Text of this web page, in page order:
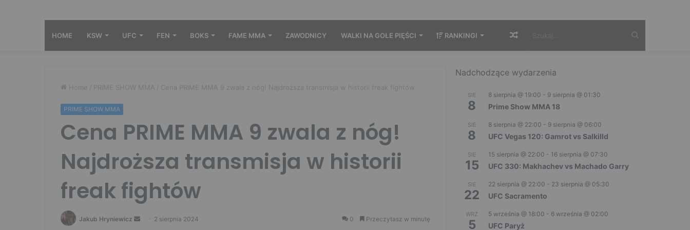
HOME KSW UFC FEN BOKS FAME MMA ZAWODNICY WALKI NA GOŁE PIĘŚCI RANKINGI Losowy
Home / PRIME SHOW MMA / Cena PRIME MMA 9 zwala z nóg! Najdroższa transmisja w historii freak fightów
PRIME SHOW MMA
Cena PRIME MMA 9 zwala z nóg!
Najdroższa transmisja w historii
freak fightów
Jakub Hryniewicz
Send 2 sierpnia 2024 0 Przeczytasz w minutę
Nadchodzące wydarzenia
SIE
8
8 sierpnia @ 19:00 - 9 sierpnia @ 01:30
Prime Show MMA 18
SIE
8
8 sierpnia @ 22:00 - 9 sierpnia @ 06:00
UFC Vegas 120: Gamrot vs Salkilld
SIE
15
15 sierpnia @ 22:00 - 16 sierpnia @ 07:30
UFC 330: Makhachev vs Machado Garry
SIE
22
22 sierpnia @ 22:00 - 23 sierpnia @ 05:30
UFC Sacramento
WRZ
5
5 września @ 18:00 - 6 września @ 02:00
UFC Paryż